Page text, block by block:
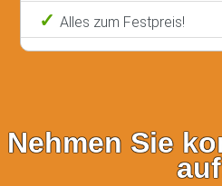
Alles zum Festpreis!
Nehmen Sie